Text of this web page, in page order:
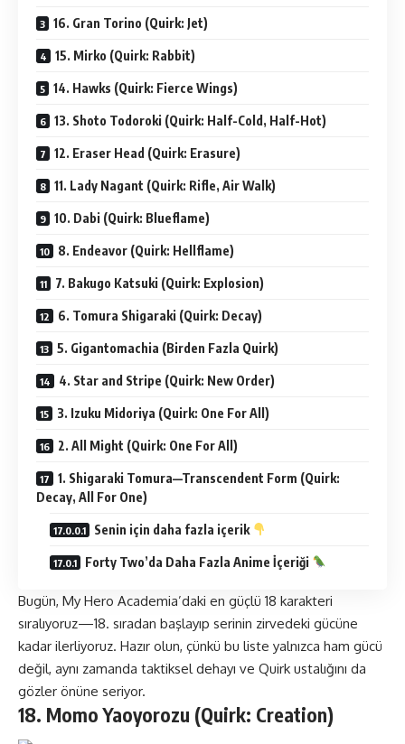
16. Gran Torino (Quirk: Jet)
15. Mirko (Quirk: Rabbit)
14. Hawks (Quirk: Fierce Wings)
13. Shoto Todoroki (Quirk: Half-Cold, Half-Hot)
12. Eraser Head (Quirk: Erasure)
11. Lady Nagant (Quirk: Rifle, Air Walk)
10. Dabi (Quirk: Blueflame)
8. Endeavor (Quirk: Hellflame)
7. Bakugo Katsuki (Quirk: Explosion)
6. Tomura Shigaraki (Quirk: Decay)
5. Gigantomachia (Birden Fazla Quirk)
4. Star and Stripe (Quirk: New Order)
3. Izuku Midoriya (Quirk: One For All)
2. All Might (Quirk: One For All)
1. Shigaraki Tomura—Transcendent Form (Quirk:
Decay, All For One)
Senin için daha fazla içerik
Forty Two’da Daha Fazla Anime İçeriği
Bugün, My Hero Academia’daki en güçlü 18 karakteri
sıralıyoruz—18. sıradan başlayıp serinin zirvedeki gücüne
kadar ilerliyoruz. Hazır olun, çünkü bu liste yalnızca ham gücü
değil, aynı zamanda taktiksel dehayı ve Quirk ustalığını da
gözler önüne seriyor.
18. Momo Yaoyorozu (Quirk: Creation)